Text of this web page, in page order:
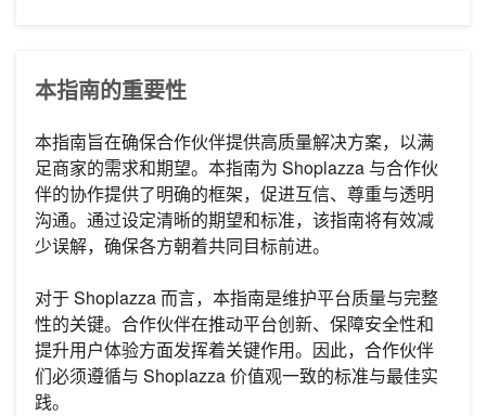
本指南的重要性
本指南旨在确保合作伙伴提供高质量解决方案，以满
足商家的需求和期望。本指南为 Shoplazza 与合作伙
伴的协作提供了明确的框架，促进互信、尊重与透明
沟通。通过设定清晰的期望和标准，该指南将有效减
少误解，确保各方朝着共同目标前进。
对于 Shoplazza 而言，本指南是维护平台质量与完整
性的关键。合作伙伴在推动平台创新、保障安全性和
提升用户体验方面发挥着关键作用。因此，合作伙伴
们必须遵循与 Shoplazza 价值观一致的标准与最佳实
践。